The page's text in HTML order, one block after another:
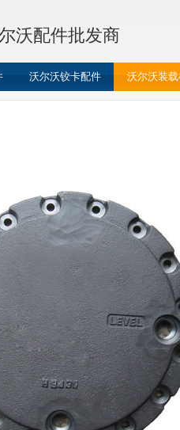
沃配件批发商
沃尔沃铰卡配件 沃尔沃装